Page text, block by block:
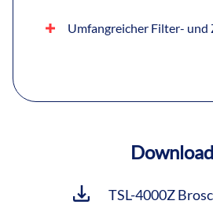
Umfangreicher Filter- und
TSL-4000Z